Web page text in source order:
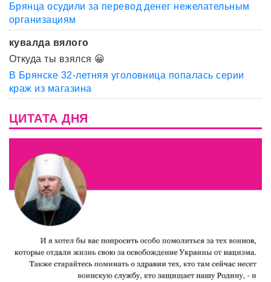
Брянца осудили за перевод денег нежелательным
организациям
кувалда вялого
Откуда ты взялся 😀
В Брянске 32-летняя уголовница попалась серии
краж из магазина
ЦИТАТА ДНЯ